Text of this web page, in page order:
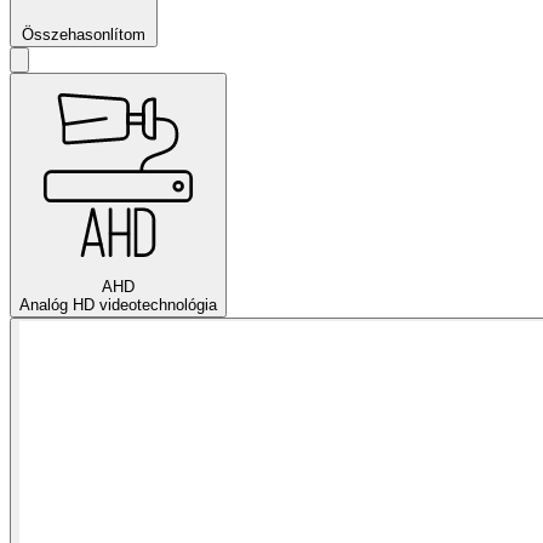
Összehasonlítom
AHD
Analóg HD videotechnológia